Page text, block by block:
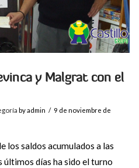
y Malgrat con el
by admin
9 de noviembre de
los saldos acumulados a las
últimos días ha sido el turno